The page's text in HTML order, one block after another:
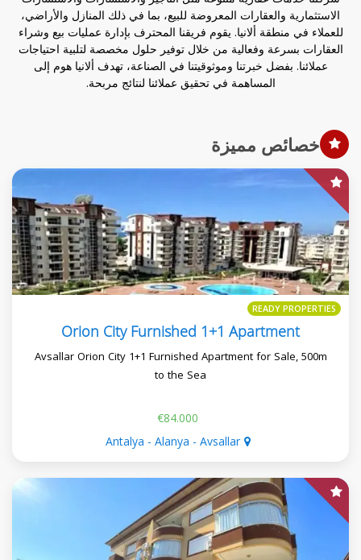
الاستثمارية والعقارات المعروضة للبيع، بما في ذلك المنازل والأراضي،
للعملاء في منطقة ألانيا. يقوم فريقنا المحترف بإدارة عمليات بيع وشراء
العقارات بسرعة وفعالية من خلال توفير حلول مخصصة لتلبية احتياجات
عملائنا. بفضل خبرتنا وموثوقيتنا في الصناعة، تهدف ألانيا هوم إلى
المساهمة في تحقيق عملائنا لنتائج مربحة.
خصائص مميزة
READY PROPERTIES
Orion City Furnished 1+1 Apartment
Avsallar Orion City 1+1 Furnished Apartment for Sale, 500m
to the Sea
€84.000
Antalya - Alanya - Avsallar